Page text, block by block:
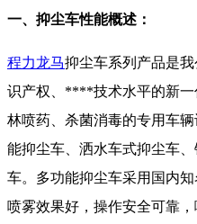
一、抑尘车性能概述：
程力龙马抑尘车系列产品是
识产权、****技术水平的新一
林喷药、杀菌消毒的专用车
能抑尘车、洒水车式抑尘车
车。多功能抑尘车采用国内
喷雾效果好，操作安全可靠